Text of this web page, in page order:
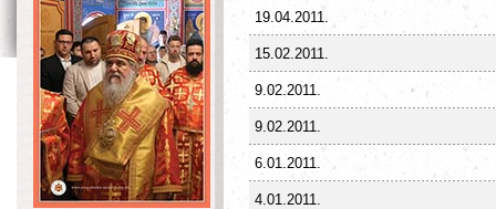
19.04.2011.
15.02.2011.
9.02.2011.
9.02.2011.
6.01.2011.
4.01.2011.